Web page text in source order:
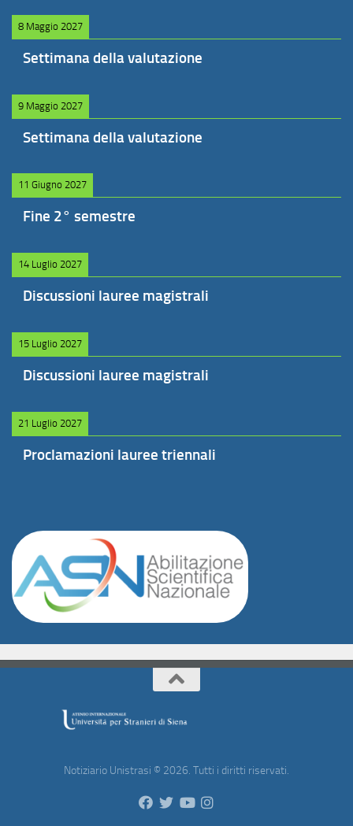
8 Maggio 2027
Settimana della valutazione
9 Maggio 2027
Settimana della valutazione
11 Giugno 2027
Fine 2° semestre
14 Luglio 2027
Discussioni lauree magistrali
15 Luglio 2027
Discussioni lauree magistrali
21 Luglio 2027
Proclamazioni lauree triennali
Notiziario Unistrasi © 2026. Tutti i diritti riservati.